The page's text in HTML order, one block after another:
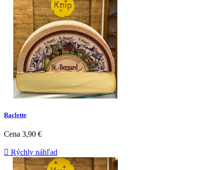
Raclette
Cena 3,90 €
 Rýchly náhľad